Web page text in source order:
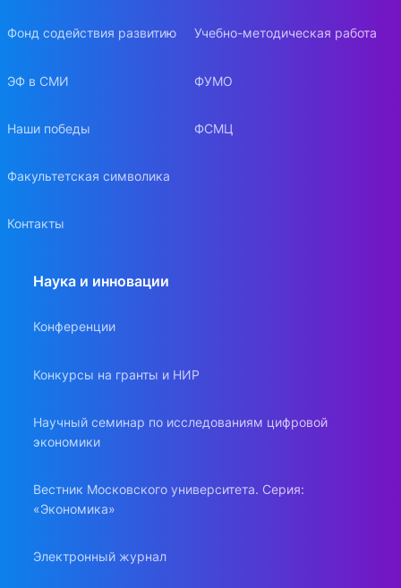
Фонд содействия развитию
ЭФ в СМИ
Наши победы
Факультетская символика
Контакты
Учебно-методическая работа
ФУМО
ФСМЦ
Наука и инновации
Конференции
Конкурсы на гранты и НИР
Научный семинар по исследованиям цифровой
экономики
Вестник Московского университета. Серия:
«Экономика»
Электронный журнал